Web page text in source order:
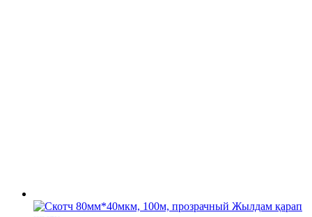
Жылдам қарап